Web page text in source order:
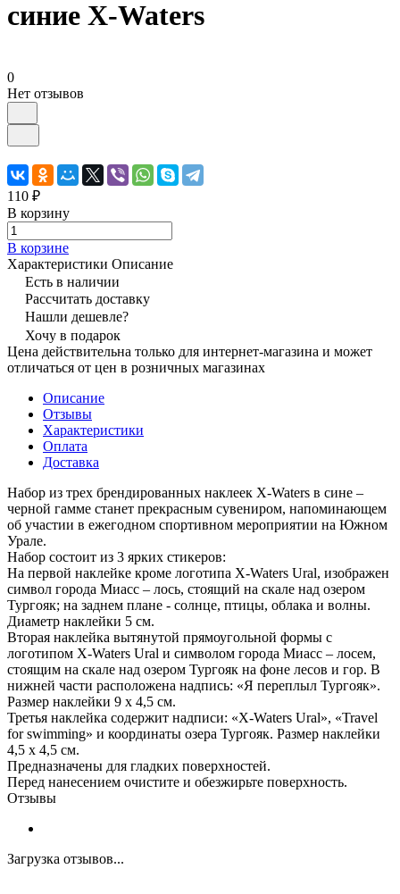
синие X-Waters
0
Нет отзывов
110 ₽
В корзину
В корзине
Характеристики Описание
Есть в наличии
Рассчитать доставку
Нашли дешевле?
Хочу в подарок
Цена действительна только для интернет-магазина и может
отличаться от цен в розничных магазинах
Описание
Отзывы
Характеристики
Оплата
Доставка
Набор из трех брендированных наклеек X-Waters в сине –
черной гамме станет прекрасным сувениром, напоминающем
об участии в ежегодном спортивном мероприятии на Южном
Урале.
Набор состоит из 3 ярких стикеров:
На первой наклейке кроме логотипа X-Waters Ural, изображен
символ города Миасс – лось, стоящий на скале над озером
Тургояк; на заднем плане - солнце, птицы, облака и волны.
Диаметр наклейки 5 см.
Вторая наклейка вытянутой прямоугольной формы с
логотипом X-Waters Ural и символом города Миасс – лосем,
стоящим на скале над озером Тургояк на фоне лесов и гор. В
нижней части расположена надпись: «Я переплыл Тургояк».
Размер наклейки 9 х 4,5 см.
Третья наклейка содержит надписи: «X-Waters Ural», «Travel
for swimming» и координаты озера Тургояк. Размер наклейки
4,5 х 4,5 см.
Предназначены для гладких поверхностей.
Перед нанесением очистите и обезжирьте поверхность.
Отзывы
Загрузка отзывов...